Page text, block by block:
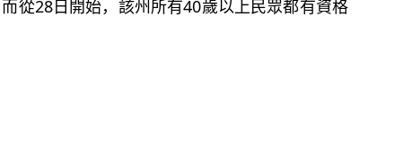
從28日開始，該州所有40歲以上民眾都有資格